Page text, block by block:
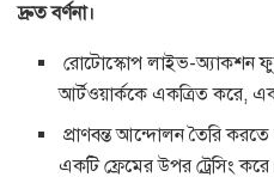
দ্রুত বর্ণনা।
রোটোস্কোপ লাইভ-অ্যাকশন
আর্টওয়ার্ককে একত্রিত করে,
প্রাণবন্ত আন্দোলন তৈরি
একটি ফ্রেমের উপর ট্রেসিং করে।